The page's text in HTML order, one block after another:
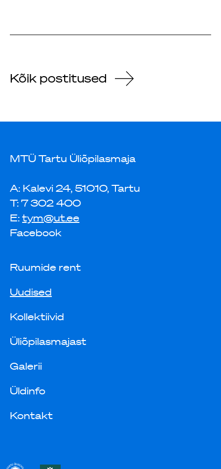
Kõik postitused
MTÜ Tartu Üliõpilasmaja
A: Kalevi 24, 51010, Tartu
T: 7 302 400
E: tym@ut.ee
Facebook
Ruumide rent
Uudised
Kollektiivid
Üliõpilasmajast
Galerii
Üldinfo
Kontakt